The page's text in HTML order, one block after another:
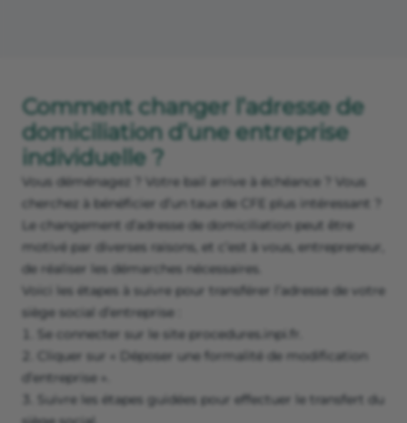
Comment changer l’adresse de
domiciliation d’une entreprise
individuelle ?
Vous déménagez ? Votre bail arrive à échéance ? Vous
cherchez à bénéficier d’un taux de CFE plus intéressant ?
Le changement d’adresse de domiciliation peut être
motivé par diverses raisons, et c’est à vous, entrepreneur,
de réaliser les démarches nécessaires.
Voici les étapes à suivre pour transférer l’adresse de votre
siège social d’entreprise :
Se connecter sur le site procedures.inpi.fr.
Cliquer sur « Déposer une formalité de modification
d’entreprise ».
Suivre les étapes guidées pour effectuer le transfert du